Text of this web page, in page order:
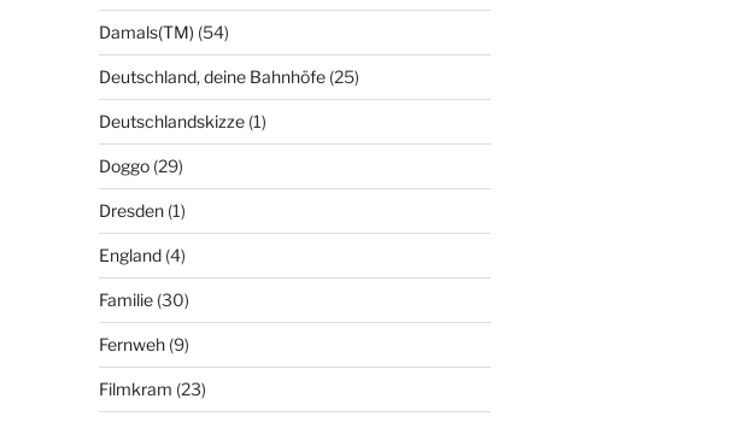
Damals(TM) (54)
Deutschland, deine Bahnhöfe(25)
Deutschlandskizze(1)
Doggo(29)
Dresden(1)
England(4)
Familie(30)
Fernweh(9)
Filmkram (23)